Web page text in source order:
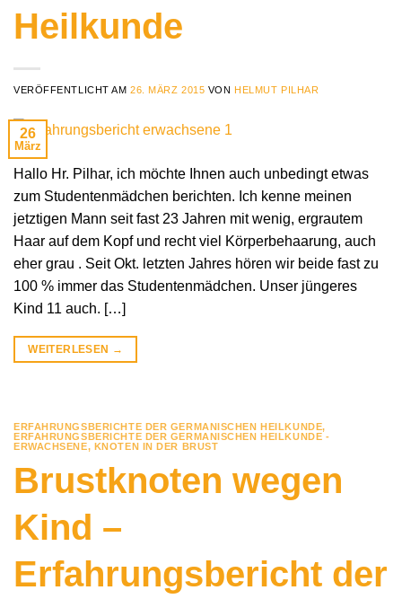
Heilkunde
VERÖFFENTLICHT AM26. MÄRZ 2015 VON HELMUT PILHAR
26
März
Hallo Hr. Pilhar, ich möchte Ihnen auch unbedingt etwas
zum Studentenmädchen berichten. Ich kenne meinen
jetztigen Mann seit fast 23 Jahren mit wenig, ergrautem
Haar auf dem Kopf und recht viel Körperbehaarung, auch
eher grau . Seit Okt. letzten Jahres hören wir beide fast zu
100 % immer das Studentenmädchen. Unser jüngeres
Kind 11 auch. […]
WEITERLESEN →
ERFAHRUNGSBERICHTE DER GERMANISCHEN HEILKUNDE,
ERFAHRUNGSBERICHTE DER GERMANISCHEN HEILKUNDE -
ERWACHSENE, KNOTEN IN DER BRUST
Brustknoten wegen
Kind –
Erfahrungsbericht der